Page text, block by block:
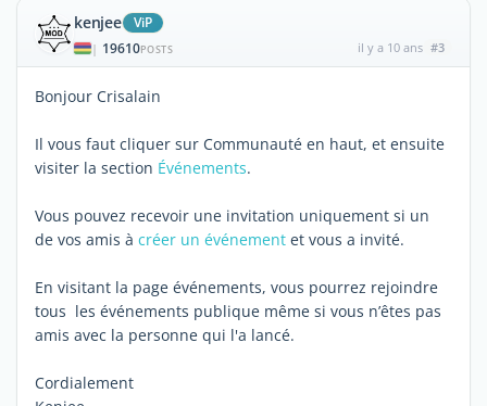
kenjee ViP
| 19610POSTS il y a 10 ans #3
Bonjour Crisalain
Il vous faut cliquer sur Communauté en haut, et ensuite
visiter la section Événements.
Vous pouvez recevoir une invitation uniquement si un
de vos amis à créer un événement et vous a invité.
En visitant la page événements, vous pourrez rejoindre
tous les événements publique même si vous n’êtes pas
amis avec la personne qui l'a lancé.
Cordialement